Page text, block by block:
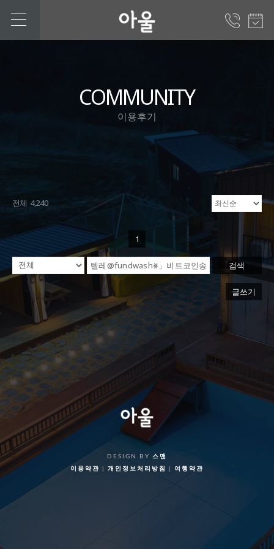
COMMUNITY
이용후기
전체 4,240
1
검색
글쓰기
DESIGN BY 스맨
이용약관
개인정보처리방침 여행약관